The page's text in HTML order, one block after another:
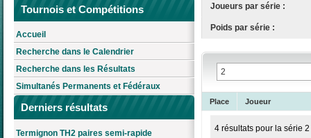
Tournois et Compétitions
Accueil
Recherche dans le Calendrier
Recherche dans les Résultats
Simultanés Permanents et Fédéraux
Derniers résultats
Termignon TH2 paires semi-rapide
Joueurs par série :
Poids par série :
Place Joueur
4 résultats pour la série 2